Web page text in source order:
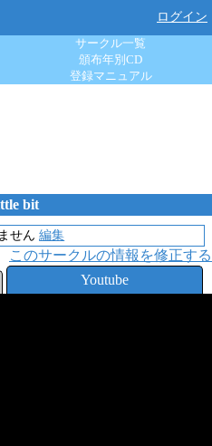
ログイン
サークル一覧
頒布年別CD
登録マニュアル
bit
せん 編集
このサークルの情報を修正する
Youtube